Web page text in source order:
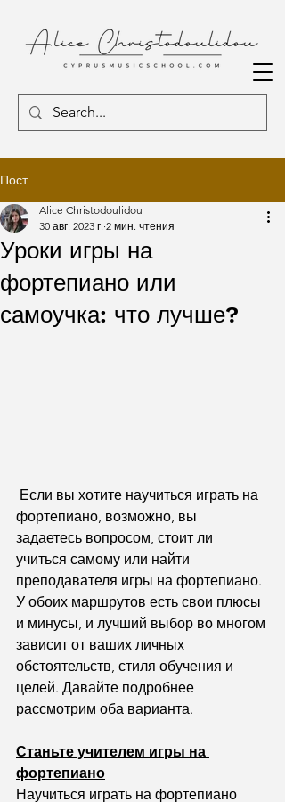
Пост
Уроки игры на
фортепиано или
самоучка: что лучше?
Alice Christodoulidou
30 авг. 2023 г. 2 мин. чтения
фортепиано, возможно, вы
задаетесь вопросом, стоит ли
учиться самому или найти
преподавателя игры на фортепиано.
У обоих маршрутов есть свои плюсы
и минусы, и лучший выбор во многом
зависит от ваших личных
обстоятельств, стиля обучения и
целей. Давайте подробнее
рассмотрим оба варианта.
Станьте учителем игры на
фортепиано
Научиться играть на фортепиано